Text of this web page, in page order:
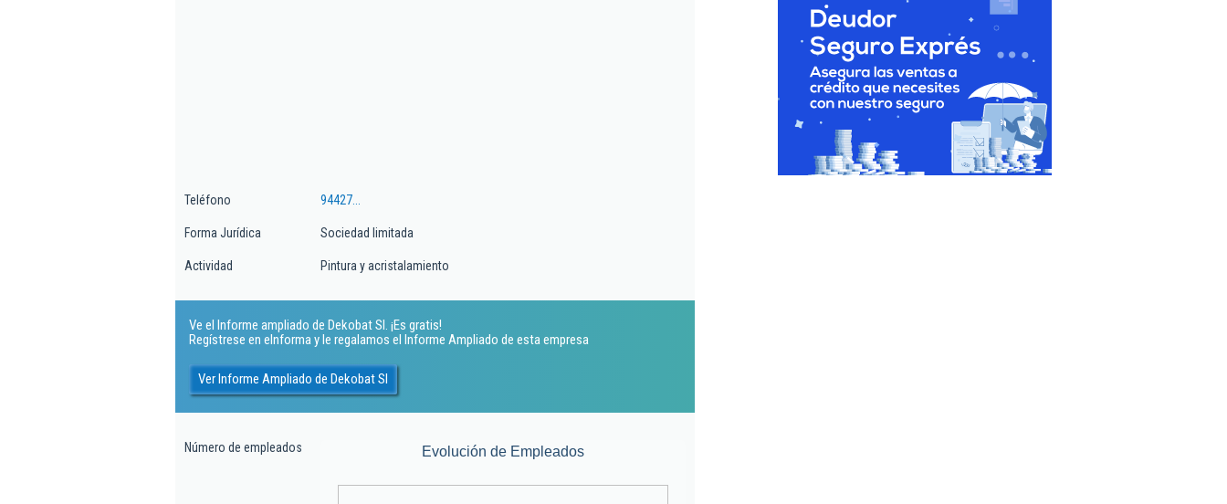
Teléfono 94427...
Forma Jurídica Sociedad limitada
Actividad Pintura y acristalamiento
Ve el Informe ampliado de Dekobat Sl. ¡Es gratis!
Regístrese en eInforma y le regalamos el Informe Ampliado de esta empresa
Ver Informe Ampliado de Dekobat Sl
Número de empleados Evolución de Empleados